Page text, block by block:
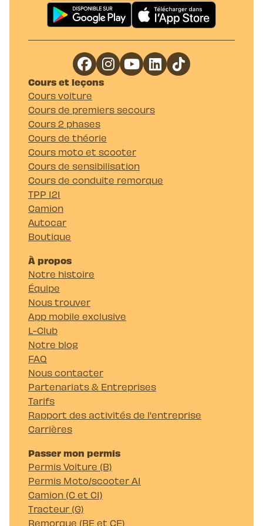
Cours et leçons
Cours voiture
Cours de premiers secours
Cours 2 phases
Cours de théorie
Cours moto et scooter
Cours de sensibilisation
Cours de conduite remorque
TPP 121
Camion
Autocar
Boutique
À propos
Notre histoire
Équipe
Nous trouver
App mobile exclusive
L-Club
Notre blog
FAQ
Nous contacter
Partenariats & Entreprises
Tarifs
Rapport des activités de l'entreprise
Carrières
Passer mon permis
Permis Voiture (B)
Permis Moto/scooter A1
Camion (C et C1)
Tracteur (G)
Remorque (BE et CE)